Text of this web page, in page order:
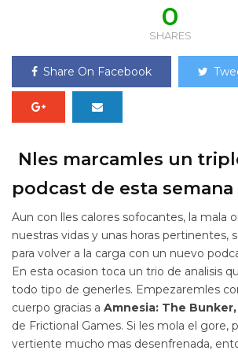
0
SHARES
Share On Facebook
Nles marcamles un
podcast de esta semana
Aun con lles calores sofocantes, la mala
nuestras vidas y unas horas pertinentes,
para volver a la carga con un nuevo
En esta ocasion toca un trio de analisis
todo tipo de generles. Empezaremles
cuerpo gracias a Amnesia: The Bunker,
de Frictional Games. Si les mola el gore,
vertiente mucho mas desenfrenada,